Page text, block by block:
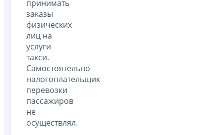
принимать
заказы
физических
лиц на
услуги
такси.
Самостоятельно
налогоплательщик
перевозки
пассажиров
не
осуществлял.